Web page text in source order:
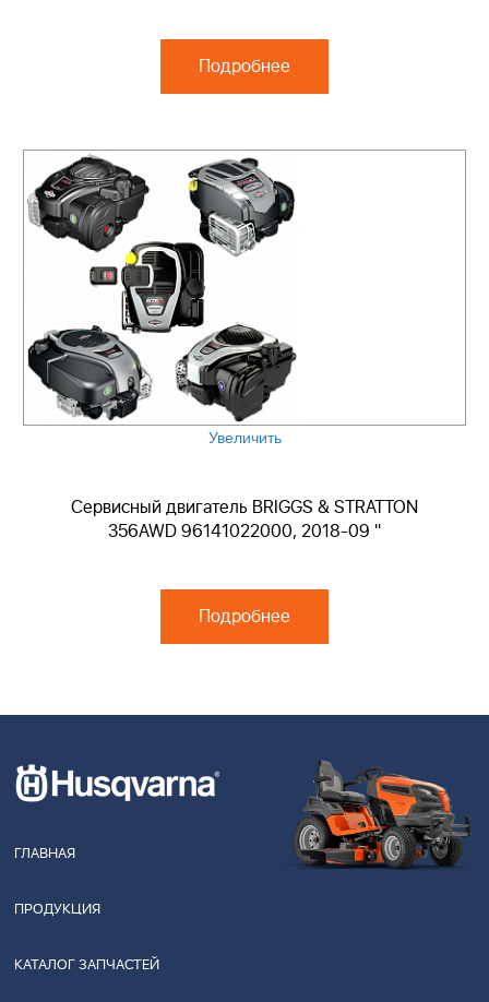
Подробнее
Увеличить
Сервисный двигатель BRIGGS & STRATTON
356AWD 96141022000, 2018-09 "
Подробнее
ГЛАВНАЯ
ПРОДУКЦИЯ
КАТАЛОГ ЗАПЧАСТЕЙ